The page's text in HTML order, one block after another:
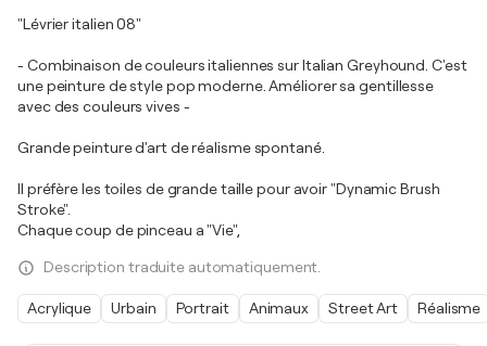
"Lévrier italien 08"
- Combinaison de couleurs italiennes sur Italian Greyhound. C'est
une peinture de style pop moderne. Améliorer sa gentillesse
avec des couleurs vives -
Grande peinture d'art de réalisme spontané.
Il préfère les toiles de grande taille pour avoir "Dynamic Brush
Stroke".
Chaque coup de pinceau a "Vie",
Description traduite automatiquement.
Acrylique Urbain Portrait Animaux Street Art Réalisme